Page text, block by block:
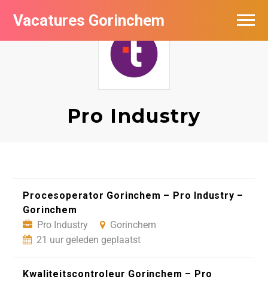
Vacatures Gorinchem
Pro Industry
Procesoperator Gorinchem – Pro Industry –
Gorinchem
Pro Industry
Gorinchem
21 uur geleden geplaatst
Kwaliteitscontroleur Gorinchem – Pro
Vacatures bij bedrijven in Gorinchem
De populairste vacatures in Gorinchem